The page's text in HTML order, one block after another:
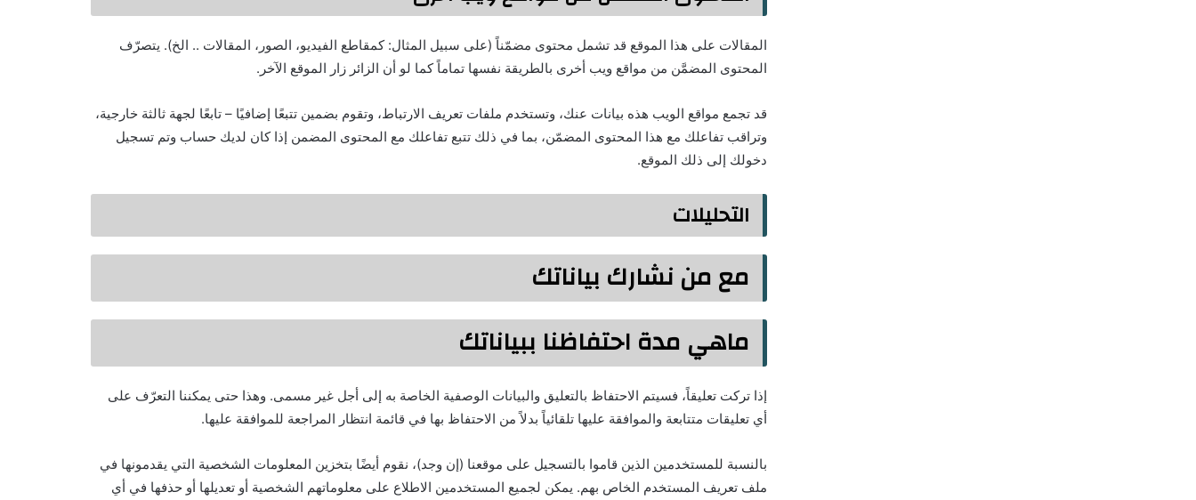
المقالات على هذا الموقع قد تشمل محتوى مضمّناً (على سبيل المثال: كمقاطع الفيديو، الصور، المقالات .. الخ). يتصرّف
المحتوى المضمَّن من مواقع ويب أخرى بالطريقة نفسها تماماً كما لو أن الزائر زار الموقع الآخر.
قد تجمع مواقع الويب هذه بيانات عنك، وتستخدم ملفات تعريف الارتباط، وتقوم بضمين تتبعًا إضافيًا – تابعًا لجهة ثالثة خارجية،
وتراقب تفاعلك مع هذا المحتوى المضمّن، بما في ذلك تتبع تفاعلك مع المحتوى المضمن إذا كان لديك حساب وتم تسجيل
دخولك إلى ذلك الموقع.
التحليلات
مع من نشارك بياناتك
ماهي مدة احتفاظنا ببياناتك
إذا تركت تعليقاً، فسيتم الاحتفاظ بالتعليق والبيانات الوصفية الخاصة به إلى أجل غير مسمى. وهذا حتى يمكننا التعرّف على
أي تعليقات متتابعة والموافقة عليها تلقائياً بدلاً من الاحتفاظ بها في قائمة انتظار المراجعة للموافقة عليها.
بالنسبة للمستخدمين الذين قاموا بالتسجيل على موقعنا (إن وجد)، نقوم أيضًا بتخزين المعلومات الشخصية التي يقدمونها في
ملف تعريف المستخدم الخاص بهم. يمكن لجميع المستخدمين الاطلاع على معلوماتهم الشخصية أو تعديلها أو حذفها في أي